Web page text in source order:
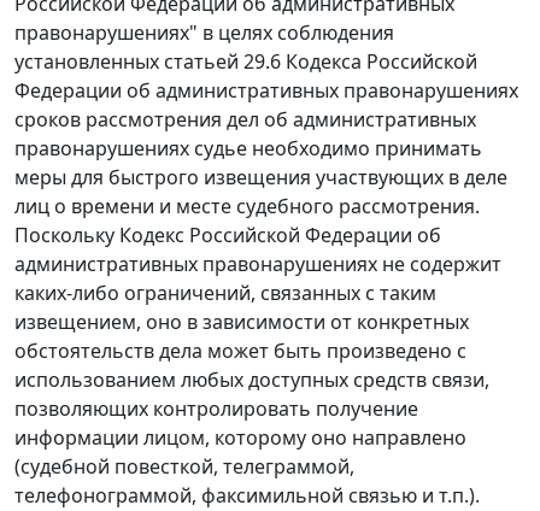
правонарушениях" в целях соблюдения
установленных статьей 29.6 Кодекса Российской
Федерации об административных правонарушениях
сроков рассмотрения дел об административных
правонарушениях судье необходимо принимать
меры для быстрого извещения участвующих в деле
лиц о времени и месте судебного рассмотрения.
Поскольку Кодекс Российской Федерации об
административных правонарушениях не содержит
каких-либо ограничений, связанных с таким
извещением, оно в зависимости от конкретных
обстоятельств дела может быть произведено с
использованием любых доступных средств связи,
позволяющих контролировать получение
информации лицом, которому оно направлено
(судебной повесткой, телеграммой,
телефонограммой, факсимильной связью и т.п.).